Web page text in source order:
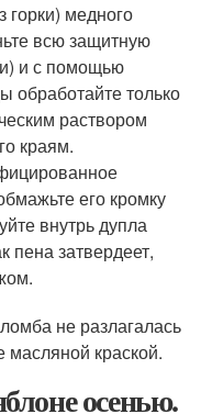
горки) медного
всю защитную
и с помощью
обработайте только
раствором
краям.
его кромку
внутрь дупла
пена затвердеет,
не разлагалась
масляной краской.
осенью.